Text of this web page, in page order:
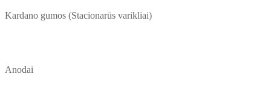
Kardano gumos (Stacionarūs varikliai)
Anodai